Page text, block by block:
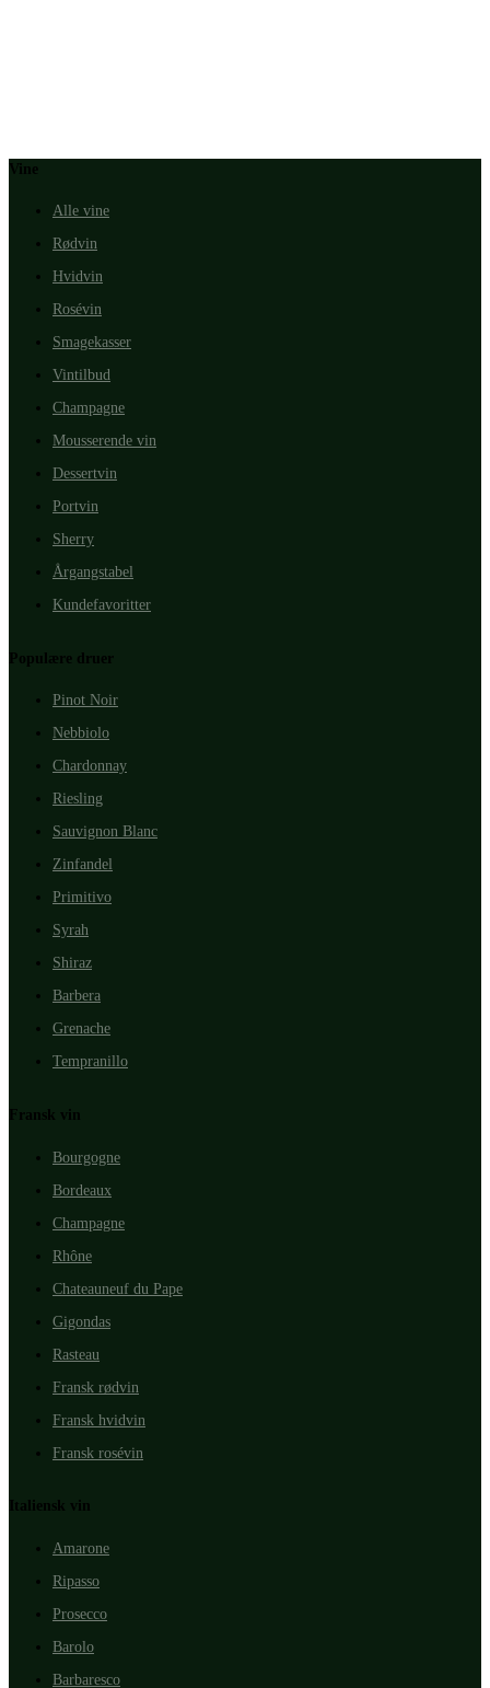
Vine
Alle vine
Rødvin
Hvidvin
Rosévin
Smagekasser
Vintilbud
Champagne
Mousserende vin
Dessertvin
Portvin
Sherry
Årgangstabel
Kundefavoritter
Populære druer
Pinot Noir
Nebbiolo
Chardonnay
Riesling
Sauvignon Blanc
Zinfandel
Primitivo
Syrah
Shiraz
Barbera
Grenache
Tempranillo
Fransk vin
Bourgogne
Bordeaux
Champagne
Rhône
Chateauneuf du Pape
Gigondas
Rasteau
Fransk rødvin
Fransk hvidvin
Fransk rosévin
Italiensk vin
Amarone
Ripasso
Prosecco
Barolo
Barbaresco